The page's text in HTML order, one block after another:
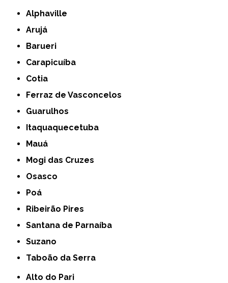
Alphaville
Arujá
Barueri
Carapicuíba
Cotia
Ferraz de Vasconcelos
Guarulhos
Itaquaquecetuba
Mauá
Mogi das Cruzes
Osasco
Poá
Ribeirão Pires
Santana de Parnaíba
Suzano
Taboão da Serra
Alto do Pari